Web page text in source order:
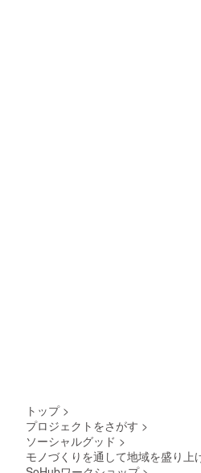
トップ >
プロジェクトをさがす >
ソーシャルグッド >
モノづくりを通して地域を盛り上